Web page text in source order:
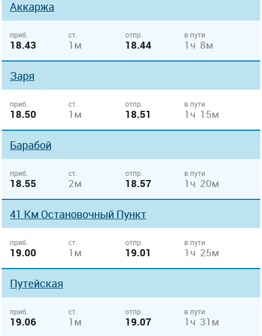
Аккаржа
приб.
18.43
ст.
1м
отпр.
18.44
в пути
1ч 8м
Заря
приб.
18.50
ст.
1м
отпр.
18.51
в пути
1ч 15м
Барабой
приб.
18.55
ст.
2м
отпр.
18.57
в пути
1ч 20м
41 Км Остановочный Пункт
приб.
19.00
ст.
1м
отпр.
19.01
в пути
1ч 25м
Путейская
приб.
19.06
ст.
1м
отпр.
19.07
в пути
1ч 31м